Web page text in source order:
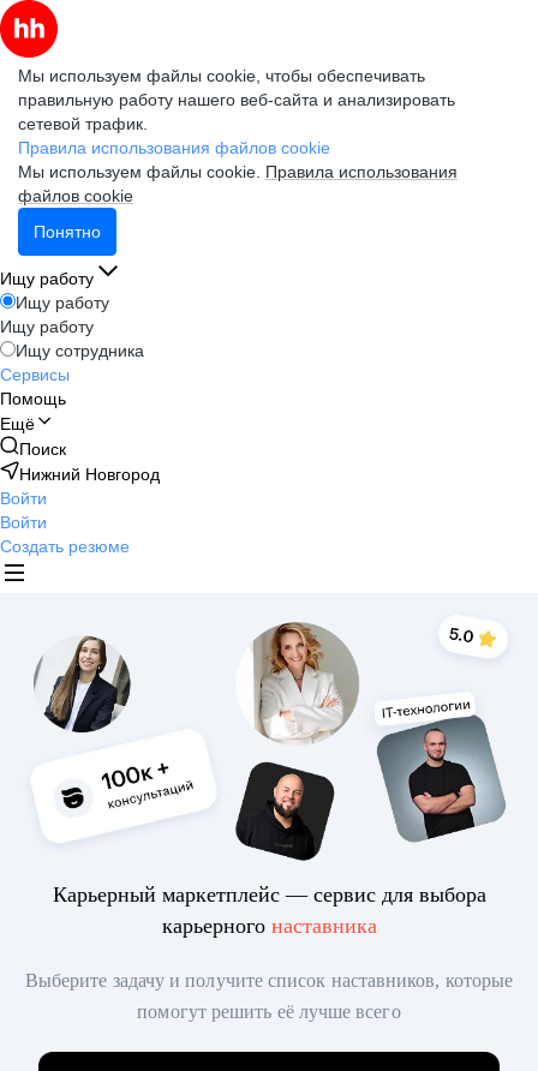
Мы используем файлы cookie, чтобы обеспечивать
правильную работу нашего веб-сайта и анализировать
сетевой трафик.
Правила использования файлов cookie
Мы используем файлы cookie. Правила использования
файлов cookie
Понятно
Ищу работу
Ищу работу
Ищу работу
Ищу сотрудника
Сервисы
Помощь
Ещё
Поиск
Нижний Новгород
Войти
Войти
Создать резюме
Карьерный маркетплейс — сервис для выбора
карьерного наставника
Выберите задачу и получите список наставников, которые
помогут решить её лучше всего